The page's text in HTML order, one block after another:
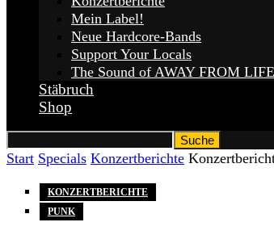
Mein Label!
Neue Hardcore-Bands
Support Your Locals
The Sound of AWAY FROM
Stäbruch
Shop
Start Specials Konzertberichte
KONZERTBERICHTE
PUNK